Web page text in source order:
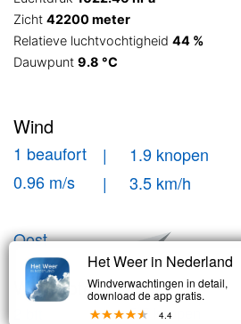
Zicht 42200 meter
Relatieve luchtvochtigheid 44 %
Dauwpunt 9.8 °C
Wind
1 beaufort
| 1.9 knopen
0.96 m/s
| 3.5 km/h
Oost
Windstoten
| 5.7 knopen
Het Weer in Nederland
Windverwachtingen in detail,
download de app gratis.
4.4